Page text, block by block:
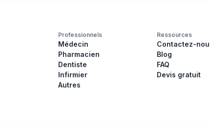
Professionnels
Médecin
Pharmacien
Dentiste
Infirmier
Autres
Ressources
Contactez-
Blog
FAQ
Devis gratuit